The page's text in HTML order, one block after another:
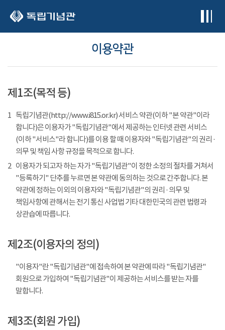
이용약관
제1조(목적 등)
1 독립기념관(http://www.i815.or.kr) 서비스 약관(이하 "본 약관"이라
합니다)은 이용자가 "독립기념관"에서 제공하는 인터넷 관련 서비스
(이하 "서비스"라 합니다)를 이용 할 때 이용자와 "독립기념관"의 권리 ·
의무 및 책임 사항 규정을 목적으로 합니다.
2 이용자가 되고자 하는 자가 "독립기념관"이 정한 소정의 절차를 거쳐서
"등록하기" 단추를 누르면 본 약관에 동의하는 것으로 간주합니다. 본
약관에 정하는 이외의 이용자와 "독립기념관"의 권리 · 의무 및
책임사항에 관해서는 전기 통신 사업법 기타 대한민국의 관련 법령과
상관습에 따릅니다.
제2조(이용자의 정의)
"이용자"란 "독립기념관"에 접속하여 본 약관에 따라 "독립기념관"
회원으로 가입하여 "독립기념관"이 제공하는 서비스를 받는 자를
말합니다.
제3조(회원 가입)